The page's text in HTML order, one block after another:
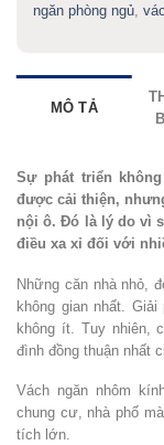
ngăn phòng ngủ
MÔ TẢ
Sự phát triển
được cải thiện,
nội ô. Đó là lý do vì
điều xa xỉ đối với
Những căn nhà nhỏ,
không gian nhất.
không ít. Tuy nhiên,
đình đồng thuận nhất
Vách ngăn nhôm
chung cư, nhà phố
tích lớn.